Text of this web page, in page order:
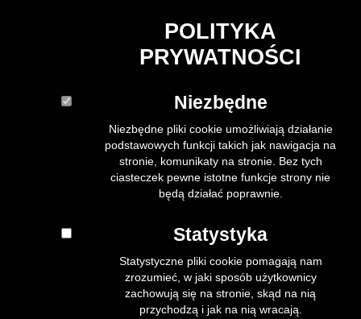
POLITYKA
PRYWATNOŚCI
Niezbędne
Niezbędne pliki cookie umożliwiają działanie
podstawowych funkcji takich jak nawigacja na
stronie, komunikaty na stronie. Bez tych
ciasteczek pewne istotne funkcje strony nie
będą działać poprawnie.
Statystyka
Statystyczne pliki cookie pomagają nam
zrozumieć, w jaki sposób użytkownicy
zachowują się na stronie, skąd na nią
przychodzą i jak na nią wracają.